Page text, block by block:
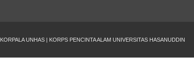
KORPALA UNHAS | KORPS PENCINTA ALAM UNIVERSITAS HASANUDDIN